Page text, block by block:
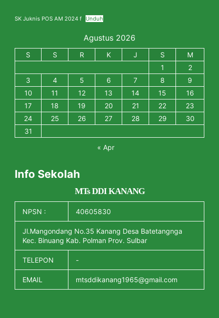
SK Juknis POS AM 2024 f Unduh
Agustus 2026
S S R K J S
M
1
2
3
4 5 6 7 8
9
10
11 12 13 14 15
16
17
18 19 20 21 22
23
24
25 26 27 28 29
30
31
« Apr
Info Sekolah
MTs DDI KANANG
NPSN : 40605830
Jl.Mangondang No.35 Kanang Desa Batetangnga
Kec. Binuang Kab. Polman Prov. Sulbar
TELEPON -
EMAIL mtsddikanang1965@gmail.com